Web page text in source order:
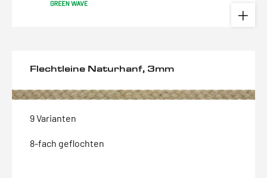
Flechtleine Naturhanf, 3mm
9 Varianten
8-fach geflochten